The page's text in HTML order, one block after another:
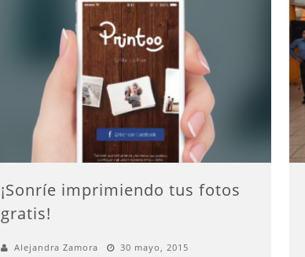
¡Sonríe imprimiendo tus fotos
gratis!
Alejandra Zamora
30 mayo, 2015